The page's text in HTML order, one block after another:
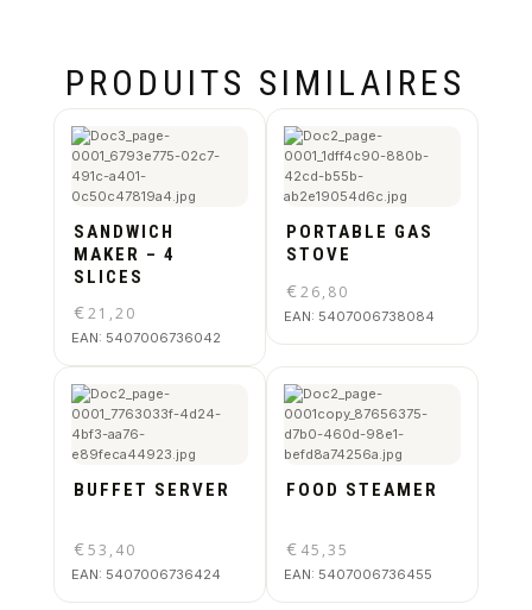
PRODUITS SIMILAIRES
SANDWICH
MAKER – 4
SLICES
€21,20
EAN: 5407006736042
PORTABLE GAS
STOVE
€26,80
EAN: 5407006738084
BUFFET SERVER
€53,40
EAN: 5407006736424
FOOD STEAMER
€ 45,35
EAN: 5407006736455